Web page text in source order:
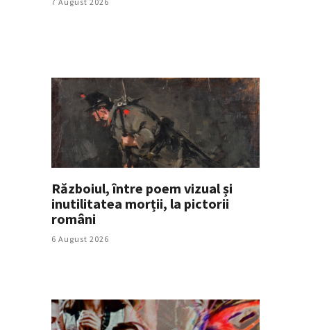
Războiul, între poem vizual și
inutilitatea morții, la pictorii
români
6 August 2026